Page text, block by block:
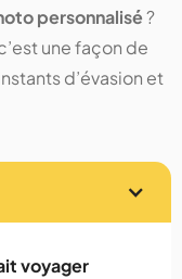
personnalisé?
une façon de
d’évasion et
voyager